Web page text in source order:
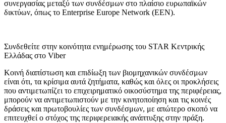
συνεργασίας μεταξύ των συνδέσμων στο πλαίσιο ευρωπαϊκών
δικτύων, όπως το Enterprise Europe Network (EEN).
Συνδεθείτε στην κοινότητα ενημέρωσης του STAR Κεντρικής
Ελλάδας στο Viber
Κοινή διαπίστωση και επιδίωξη των βιομηχανικών συνδέσμων
είναι ότι, τα κρίσιμα αυτά ζητήματα, καθώς και όλες οι προκλήσεις
που αντιμετωπίζει το επιχειρηματικό οικοσύστημα της περιφέρειας,
μπορούν να αντιμετωπιστούν με την κινητοποίηση και τις κοινές
δράσεις και πρωτοβουλίες των συνδέσμων, με απώτερο σκοπό να
επιτευχθεί ο στόχος της περιφερειακής ανάπτυξης στην πράξη.